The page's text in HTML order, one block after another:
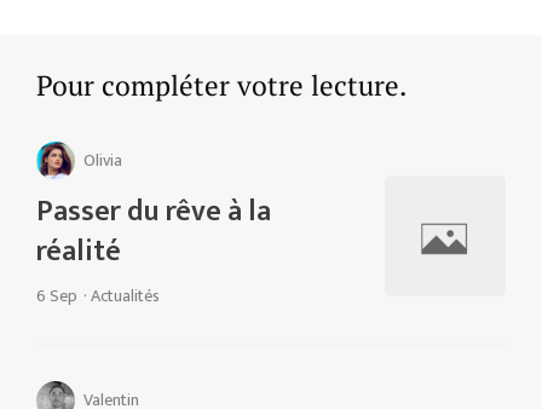
Pour compléter votre lecture.
Olivia
Passer du rêve à la
réalité
6 Sep ·Actualités
Valentin